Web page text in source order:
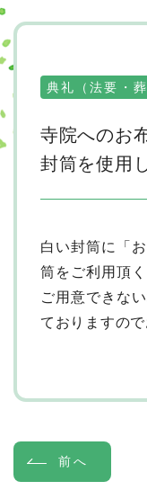
典礼（法要・
寺院へのお
封筒を使用
白い封筒に「
筒をご利用頂
ご用意できな
ておりますの
前へ